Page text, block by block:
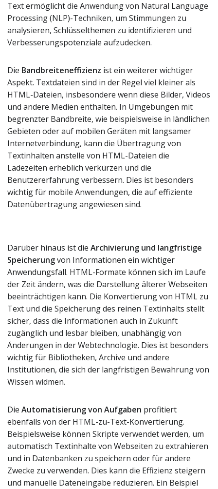
Text ermöglicht die Anwendung von Natural Language
Processing (NLP)-Techniken, um Stimmungen zu
analysieren, Schlüsselthemen zu identifizieren und
Verbesserungspotenziale aufzudecken.
Die Bandbreiteneffizienz ist ein weiterer wichtiger
Aspekt. Textdateien sind in der Regel viel kleiner als
HTML-Dateien, insbesondere wenn diese Bilder, Videos
und andere Medien enthalten. In Umgebungen mit
begrenzter Bandbreite, wie beispielsweise in ländlichen
Gebieten oder auf mobilen Geräten mit langsamer
Internetverbindung, kann die Übertragung von
Textinhalten anstelle von HTML-Dateien die
Ladezeiten erheblich verkürzen und die
Benutzererfahrung verbessern. Dies ist besonders
wichtig für mobile Anwendungen, die auf effiziente
Datenübertragung angewiesen sind.
Darüber hinaus ist die Archivierung und langfristige
Speicherungvon Informationen ein wichtiger
Anwendungsfall. HTML-Formate können sich im Laufe
der Zeit ändern, was die Darstellung älterer Webseiten
beeinträchtigen kann. Die Konvertierung von HTML zu
Text und die Speicherung des reinen Textinhalts stellt
sicher, dass die Informationen auch in Zukunft
zugänglich und lesbar bleiben, unabhängig von
Änderungen in der Webtechnologie. Dies ist besonders
wichtig für Bibliotheken, Archive und andere
Institutionen, die sich der langfristigen Bewahrung von
Wissen widmen.
Die Automatisierung von Aufgaben profitiert
ebenfalls von der HTML-zu-Text-Konvertierung.
Beispielsweise können Skripte verwendet werden, um
automatisch Textinhalte von Webseiten zu extrahieren
und in Datenbanken zu speichern oder für andere
Zwecke zu verwenden. Dies kann die Effizienz steigern
und manuelle Dateneingabe reduzieren. Ein Beispiel